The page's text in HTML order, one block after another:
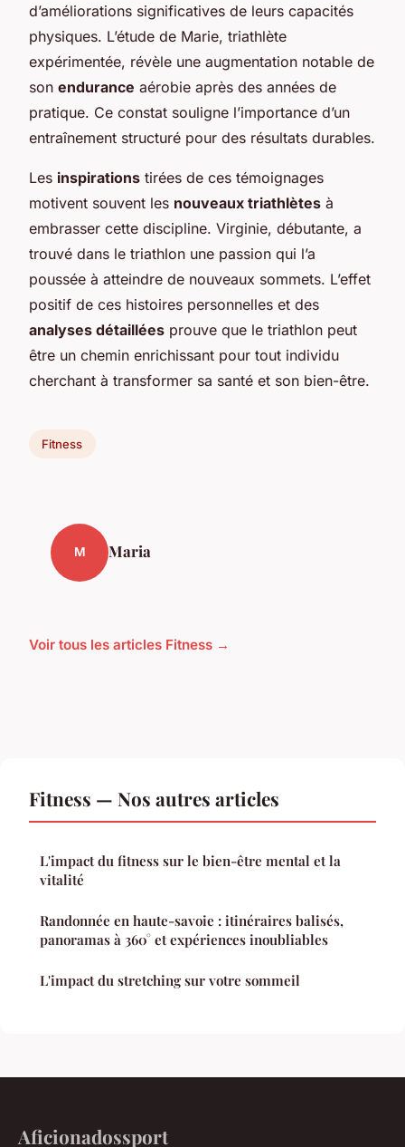
d’améliorations significatives de leurs capacités
physiques. L’étude de Marie, triathlète
expérimentée, révèle une augmentation notable de
son endurance aérobie après des années de
pratique. Ce constat souligne l’importance d’un
entraînement structuré pour des résultats durables.
Les inspirations tirées de ces témoignages
motivent souvent les nouveaux triathlètes à
embrasser cette discipline. Virginie, débutante, a
trouvé dans le triathlon une passion qui l’a
poussée à atteindre de nouveaux sommets. L’effet
positif de ces histoires personnelles et des
analyses détaillées prouve que le triathlon peut
être un chemin enrichissant pour tout individu
cherchant à transformer sa santé et son bien-être.
Fitness
M Maria
Voir tous les articles Fitness →
Fitness — Nos autres articles
L'impact du fitness sur le bien-être mental et la
vitalité
Randonnée en haute-savoie : itinéraires balisés,
panoramas à 360° et expériences inoubliables
L'impact du stretching sur votre sommeil
Aficionadossport